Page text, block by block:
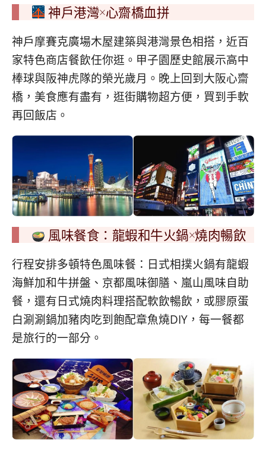
神戶港灣×心齋橋血拼
神戶摩賽克廣場木屋建築與港灣景色相搭，近百
家特色商店餐飲任你逛。甲子園歷史館展示高中
棒球與阪神虎隊的榮光歲月。晚上回到大阪心齋
橋，美食應有盡有，逛街購物超方便，買到手軟
再回飯店。
風味餐食：龍蝦和牛火鍋×燒肉暢飲
行程安排多頓特色風味餐：日式相撲火鍋有龍蝦
海鮮加和牛拼盤、京都風味御膳、嵐山風味自助
餐，還有日式燒肉料理搭配軟飲暢飲，或膠原蛋
白涮涮鍋加豬肉吃到飽配章魚燒DIY，每一餐都
是旅行的一部分。